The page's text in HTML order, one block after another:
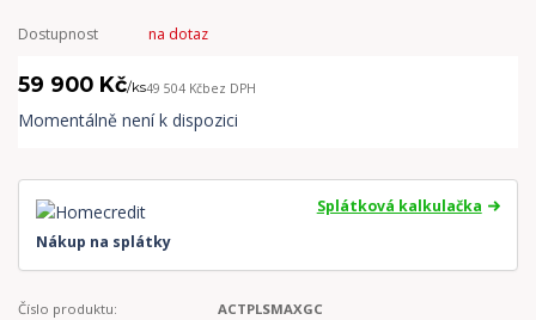
Dostupnost na dotaz
59 900 Kč/ks49 504 Kčbez DPH
Momentálně není k dispozici
Splátková kalkulačka
Nákup na splátky
Číslo produktu:
ACTPLSMAXGC